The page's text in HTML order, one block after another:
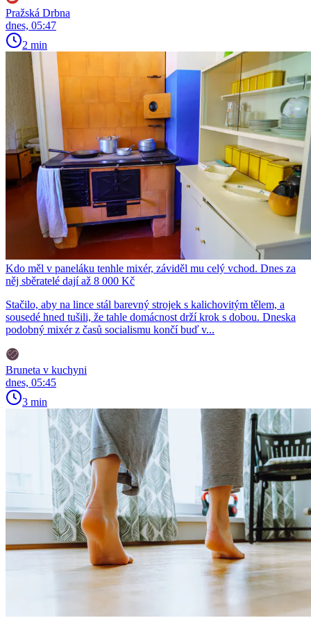
Pražská Drbna
dnes, 05:47
2 min
Kdo měl v paneláku tenhle mixér, záviděl mu celý vchod. Dnes za
něj sběratelé dají až 8 000 Kč
Stačilo, aby na lince stál barevný strojek s kalichovitým tělem, a
sousedé hned tušili, že tahle domácnost drží krok s dobou. Dneska
podobný mixér z časů socialismu končí buď v...
Bruneta v kuchyni
dnes, 05:45
3 min